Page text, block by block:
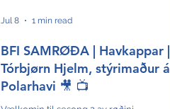
BFI SAMRØÐA | Havkappar |
Tórbjørn Hjelm, stýrimaður á
Polarhavi 🎥 📺
Jul 8 1 min read